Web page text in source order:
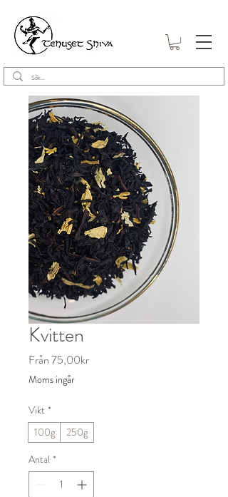
Kvitten
Från75,00krReapris
Moms ingår
Vikt *
100g
250g
Antal *